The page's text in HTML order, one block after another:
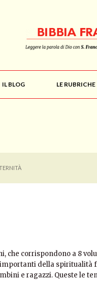
IL BLOG LE RUBRICHE
che corrispondono a 8
della spiritualità
e ragazzi. Queste le